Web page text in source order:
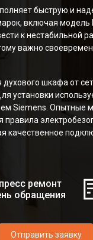
быструю и
включая модель
к нестабильной
важно
шкафа от
установки
Siemens. Опытные
качественное
ремонт
обращения
Отправить заявку